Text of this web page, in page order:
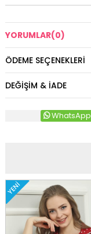
YORUMLAR(0)
ÖDEME SEÇENEKLERI
DEĞIŞIM & İADE
WhatsApp
YENI